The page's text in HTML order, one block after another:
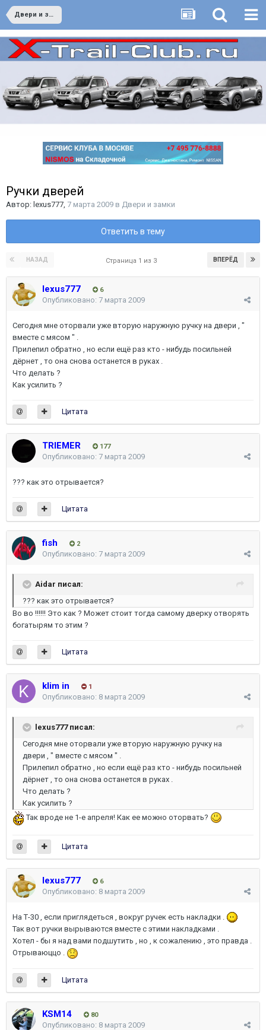
Двери и замки
Ручки дверей
Автор: lexus777 7 марта 2009 в Двери и замки
Ответить в тему
НАЗАД ВПЕРЁД
Страница 1 из 3
lexus777 6
Опубликовано: 7 марта 2009
Сегодня мне оторвали уже вторую наружную ручку на двери , "
вместе с мясом " .
Прилепил обратно , но если ещё раз кто - нибудь посильней
дёрнет , то она снова останется в руках .
Что делать ?
Как усилить ?
Цитата
TRIEMER 177
Опубликовано: 7 марта 2009
??? как это отрывается?
Цитата
fish 2
Опубликовано: 7 марта 2009
Aidar писал:
??? как это отрывается?
Во во !!!!!! Это как ? Может стоит тогда самому дверку отворять
богатырям то этим ?
Цитата
klim in 1
Опубликовано: 8 марта 2009
lexus777 писал:
Сегодня мне оторвали уже вторую наружную ручку на
двери , " вместе с мясом " .
Прилепил обратно , но если ещё раз кто - нибудь посильней
дёрнет , то она снова останется в руках .
Что делать ?
Как усилить ?
Так вроде не 1-е апреля! Как ее можно оторвать?
Цитата
lexus777 6
Опубликовано: 8 марта 2009
На Т-30 , если приглядеться , вокруг ручек есть накладки .
Так вот ручки вырываются вместе с этими накладками .
Хотел - бы я над вами подшутить , но , к сожалению , это правда .
Отрываюццо .
Цитата
KSM14 80
Опубликовано: 8 марта 2009